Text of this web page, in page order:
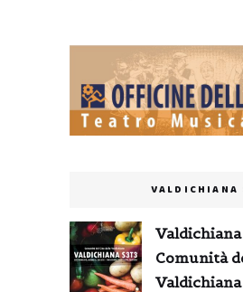
VALDICHIANA
Valdichiana
Comunità
Valdichiana